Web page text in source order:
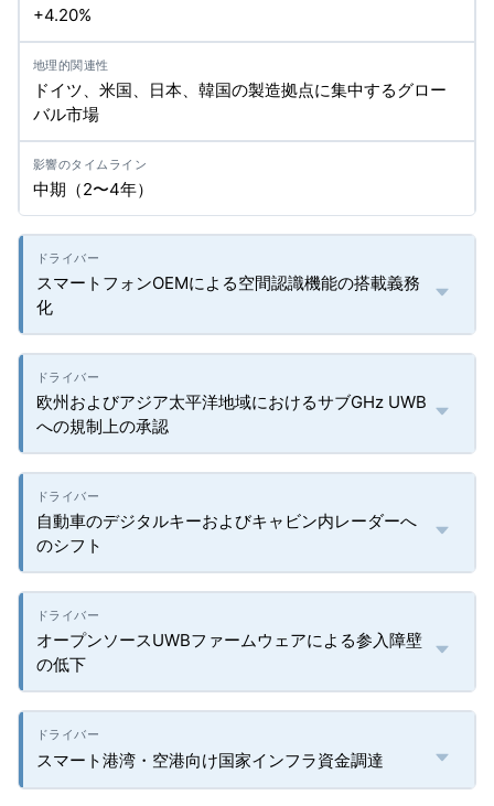
+4.20%
ドイツ、米国、日本、韓国の製造拠点に集中するグロー
バル市場
中期（2〜4年）
スマートフォンOEMによる空間認識機能の搭載義務
化
欧州およびアジア太平洋地域におけるサブGHz UWB
への規制上の承認
自動車のデジタルキーおよびキャビン内レーダーへ
のシフト
オープンソースUWBファームウェアによる参入障壁
の低下
スマート港湾・空港向け国家インフラ資金調達